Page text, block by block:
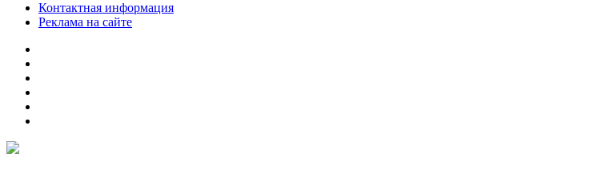
Контактная информация
Реклама на сайте